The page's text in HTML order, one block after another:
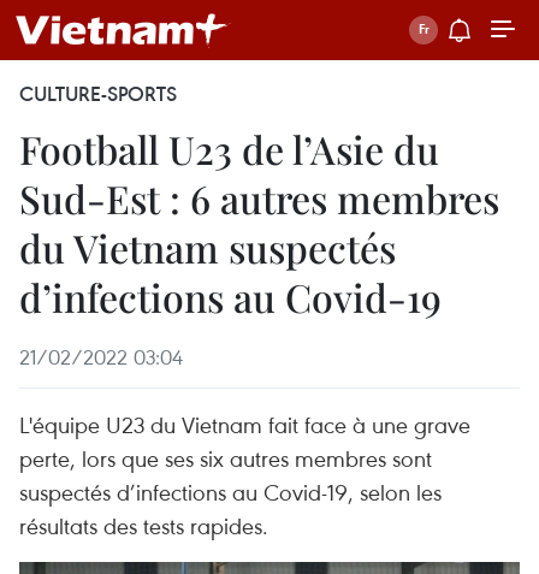
CULTURE-SPORTS
Football U23 de l’Asie du
Sud-Est : 6 autres membres
du Vietnam suspectés
d’infections au Covid-19
21/02/2022 03:04
L'équipe U23 du Vietnam fait face à une grave
perte, lors que ses six autres membres sont
suspectés d’infections au Covid-19, selon les
résultats des tests rapides.